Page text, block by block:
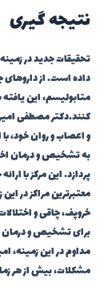
نتیجه گیری
تحقیقات جدید در زمینه
داده است. از داروهای
متابولیسم، این یافته
کنند.دکتر مصطفی
و اعصاب و روان خود، با
به تشخیص و درمان
پردازد. این مرکز با
معتبرترین مراکز در این
خروپف، چاقی و
برای تشخیص و درمان
مداوم در این زمینه،
مشکلات، بیش از هر